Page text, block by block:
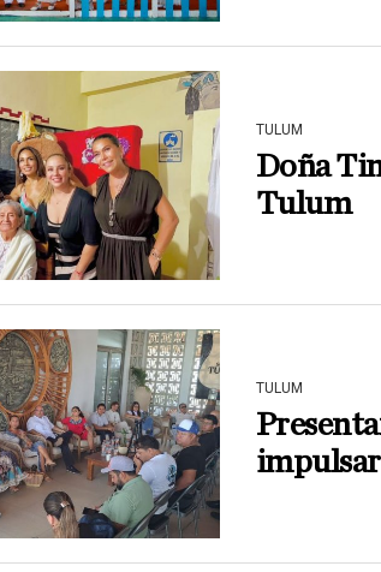
TULUM
Doña
Tulum
TULUM